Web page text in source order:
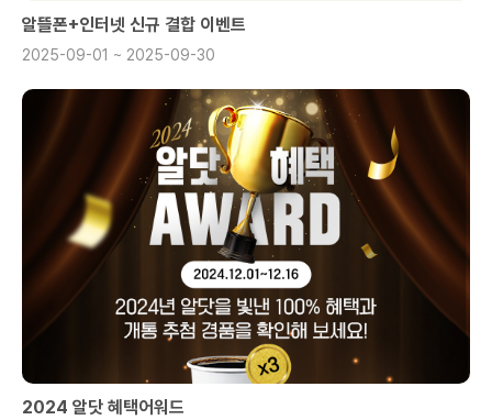
알뜰폰+인터넷 신규 결합 이벤트
2025-09-01 ~ 2025-09-30
2024 알닷 혜택어워드